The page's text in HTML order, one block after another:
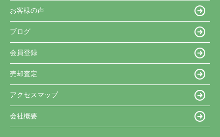
お客様の声
ブログ
会員登録
売却査定
アクセスマップ
会社概要